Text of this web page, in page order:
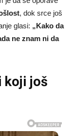
, dok srce još
glasi: „Kako da
ne znam ni da
koji još